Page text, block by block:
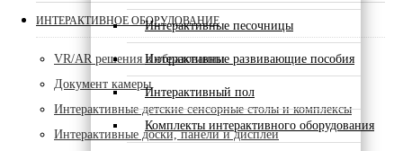
Интерактивные песочницы
Интерактивные развивающие пособия
Интерактивный пол
Комплекты интерактивного оборудования
ИНТЕРАКТИВНОЕ ОБОРУДОВАНИЕ
VR/AR решения в образовании
Документ камеры
Интерактивные детские сенсорные столы и комплексы
Интерактивные доски, панели и дисплеи